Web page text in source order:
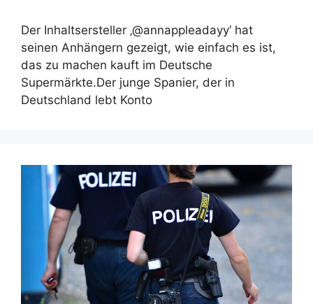
Der Inhaltsersteller ‚@annappleadayy‘ hat
seinen Anhängern gezeigt, wie einfach es ist,
das zu machen kauft im Deutsche
Supermärkte.Der junge Spanier, der in
Deutschland lebt Konto